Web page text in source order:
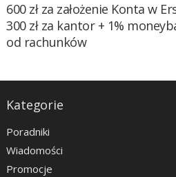
600 zł za założenie Konta w
300 zł za kantor + 1%
od rachunków
Kategorie
Poradniki
Wiadomości
Promocje